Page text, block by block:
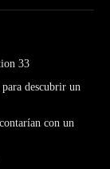
33
descubrir un
con un